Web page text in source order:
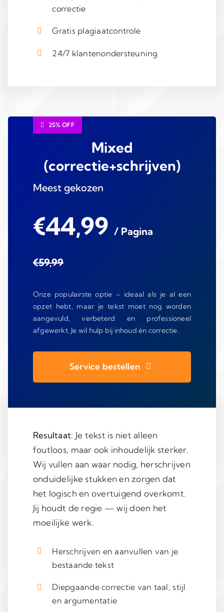
correctie
Gratis plagiaatcontrole
24/7 klantenondersteuning
25% OFF
Mixed
(correctie+schrijven)
Meest gekozen
€44,99 / Pagina
€59,99
Onze populairste optie – ideaal als je al een
opzet hebt, maar je tekst moet nog worden
aangevuld, verbeterd en professioneel
afgewerkt. Je wil hulp bij inhoud én correctie.
Service bestellen
Resultaat: Je tekst is niet alleen
foutloos, maar ook inhoudelijk sterker.
Wij vullen aan waar nodig, herschrijven
onduidelijke stukken en zorgen dat
het logisch en overtuigend overkomt.
Jij houdt de regie — wij doen het
moeilijke werk.
Herschrijven en aanvullen van je
bestaande tekst
Diepgaande correctie van taal, stijl
en argumentatie